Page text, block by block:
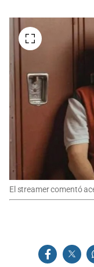
El streamer comentó